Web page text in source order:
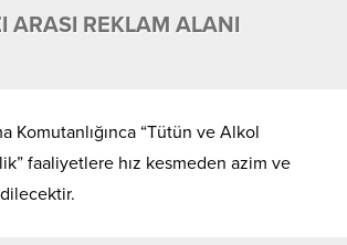
ARASI REKLAM ALANI
Komutanlığınca “Tütün ve Alkol
faaliyetlere hız kesmeden azim ve